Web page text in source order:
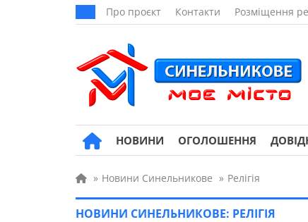
Про проєкт Контакти Розміщення
НОВИНИ ОГОЛОШЕННЯ
» Новини Синельникове » Релігія
НОВИНИ СИНЕЛЬНИКОВЕ: РЕЛІГІЯ